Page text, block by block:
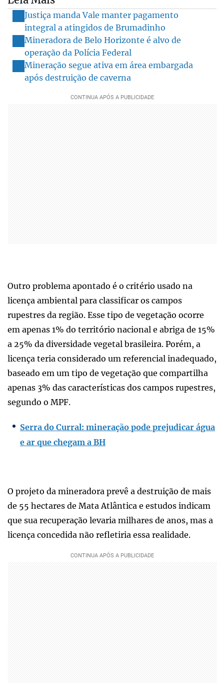
Justiça manda Vale manter pagamento
integral a atingidos de Brumadinho
Mineradora de Belo Horizonte é alvo de
operação da Polícia Federal
Mineração segue ativa em área embargada
após destruição de caverna
Outro problema apontado é o critério usado na
licença ambiental para classificar os campos
rupestres da região. Esse tipo de vegetação ocorre
em apenas 1% do território nacional e abriga de 15%
a 25% da diversidade vegetal brasileira. Porém, a
licença teria considerado um referencial inadequado,
baseado em um tipo de vegetação que compartilha
apenas 3% das características dos campos rupestres,
segundo o MPF.
Serra do Curral: mineração pode prejudicar água
e ar que chegam a BH
O projeto da mineradora prevê a destruição de mais
de 55 hectares de Mata Atlântica e estudos indicam
que sua recuperação levaria milhares de anos, mas a
licença concedida não refletiria essa realidade.